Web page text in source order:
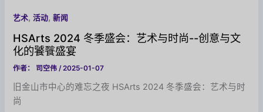
艺术,活动,新闻
HSArts 2024 冬季盛会：艺术与时尚--创意与文
化的饕餮盛宴
作者： 司空伟 /2025-01-07
旧金山市中心的难忘之夜 HSArts 2024 冬季盛会：艺术与时
尚